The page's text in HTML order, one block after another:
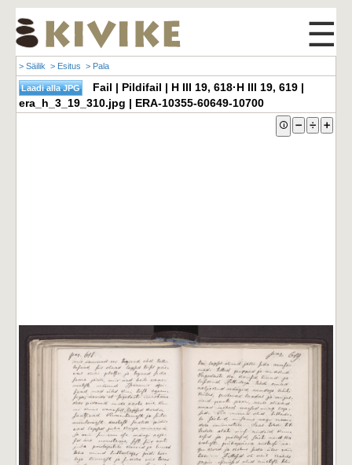
☰
> Säilik > Esitus > Pala
Fail | Pildifail | H III 19, 618·H III 19, 619 |
era_h_3_19_310.jpg | ERA-10355-60649-10700